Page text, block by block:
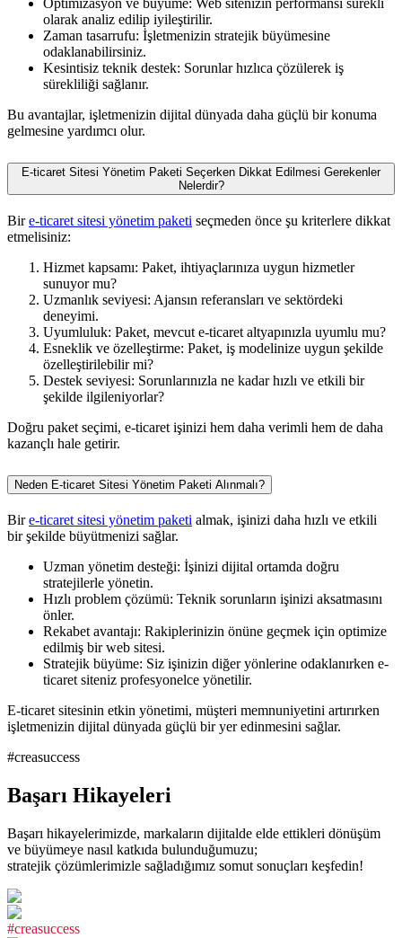
Optimizasyon ve büyüme: Web sitenizin performansı sürekli
olarak analiz edilip iyileştirilir.
Zaman tasarrufu: İşletmenizin stratejik büyümesine
odaklanabilirsiniz.
Kesintisiz teknik destek: Sorunlar hızlıca çözülerek iş
sürekliliği sağlanır.
Bu avantajlar, işletmenizin dijital dünyada daha güçlü bir konuma
gelmesine yardımcı olur.
E-ticaret Sitesi Yönetim Paketi Seçerken Dikkat Edilmesi Gerekenler
Nelerdir?
Bire-ticaret sitesi yönetim paketi seçmeden önce şu kriterlere dikkat
etmelisiniz:
Hizmet kapsamı: Paket, ihtiyaçlarınıza uygun hizmetler
sunuyor mu?
Uzmanlık seviyesi: Ajansın referansları ve sektördeki
deneyimi.
Uyumluluk: Paket, mevcut e-ticaret altyapınızla uyumlu mu?
Esneklik ve özelleştirme: Paket, iş modelinize uygun şekilde
özelleştirilebilir mi?
Destek seviyesi: Sorunlarınızla ne kadar hızlı ve etkili bir
şekilde ilgileniyorlar?
Doğru paket seçimi, e-ticaret işinizi hem daha verimli hem de daha
kazançlı hale getirir.
Neden E-ticaret Sitesi Yönetim Paketi Alınmalı?
Bire-ticaret sitesi yönetim paketi almak, işinizi daha hızlı ve etkili
bir şekilde büyütmenizi sağlar.
Uzman yönetim desteği: İşinizi dijital ortamda doğru
stratejilerle yönetin.
Hızlı problem çözümü: Teknik sorunların işinizi aksatmasını
önler.
Rekabet avantajı: Rakiplerinizin önüne geçmek için optimize
edilmiş bir web sitesi.
Stratejik büyüme: Siz işinizin diğer yönlerine odaklanırken e-
ticaret siteniz profesyonelce yönetilir.
E-ticaret sitesinin etkin yönetimi, müşteri memnuniyetini artırırken
işletmenizin dijital dünyada güçlü bir yer edinmesini sağlar.
#creasuccess
Başarı Hikayeleri
Başarı hikayelerimizde, markaların dijitalde elde ettikleri dönüşüm
ve büyümeye nasıl katkıda bulunduğumuzu;
stratejik çözümlerimizle sağladığımız somut sonuçları keşfedin!
#creasuccess